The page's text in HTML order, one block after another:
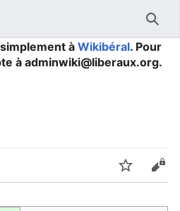
à Wikibéral. Pour
à adminwiki@liberaux.org.
Suivre